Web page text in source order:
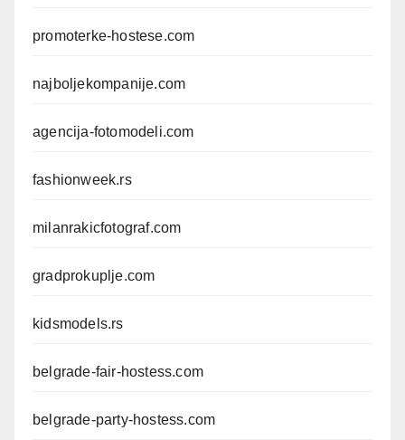
promoterke-hostese.com
najboljekompanije.com
agencija-fotomodeli.com
fashionweek.rs
milanrakicfotograf.com
gradprokuplje.com
kidsmodels.rs
belgrade-fair-hostess.com
belgrade-party-hostess.com